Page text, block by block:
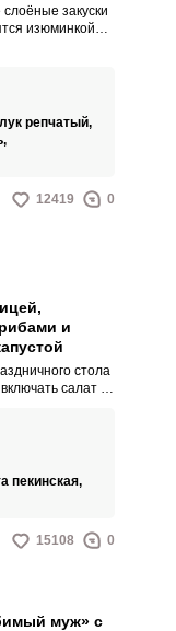
закуски
изюминкой
лук репчатый,
12419 0
и
стола
салат из
но
легким и
пекинская,
15108 0
муж» с